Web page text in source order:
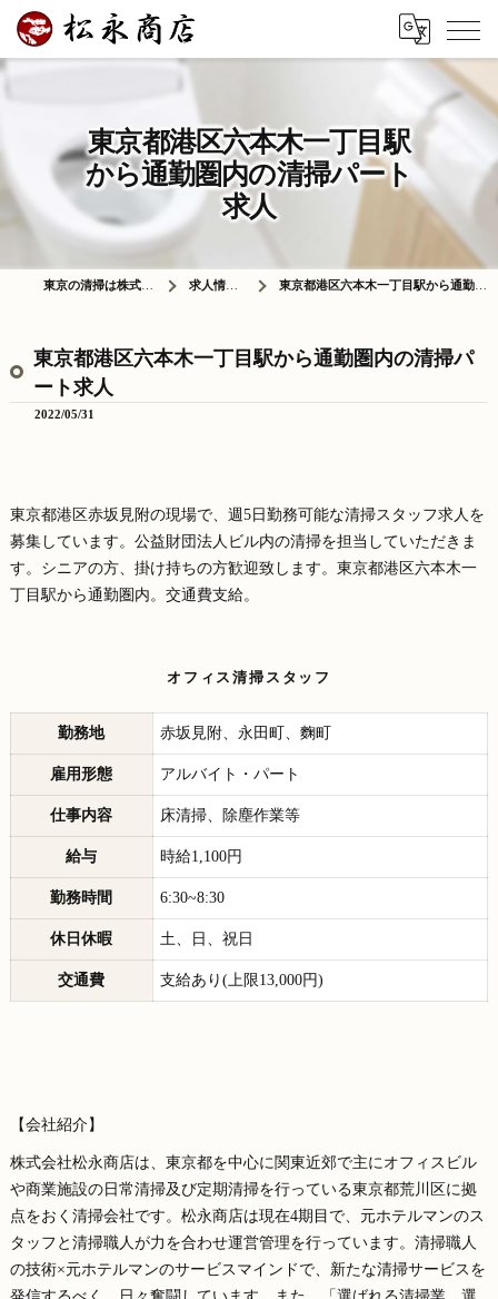
東京都港区六本木一丁目駅
から通勤圏内の清掃パート
求人
東京の清掃は株式会社松永商店 求人情報ブログ 東京都港区六本木一丁目駅から通勤圏内の清掃パート求人
東京都港区六本木一丁目駅から通勤圏内の清掃パ
ート求人
2022/05/31
東京都港区赤坂見附の現場で、週5日勤務可能な清掃スタッフ求人を
募集しています。公益財団法人ビル内の清掃を担当していただきま
す。シニアの方、掛け持ちの方歓迎致します。東京都港区六本木一
丁目駅から通勤圏内。交通費支給。
オフィス清掃スタッフ
勤務地 赤坂見附、永田町、麴町
雇用形態 アルバイト・パート
仕事内容 床清掃、除塵作業等
給与 時給1,100円
勤務時間 6:30~8:30
休日休暇 土、日、祝日
交通費 支給あり(上限13,000円)
【会社紹介】
株式会社松永商店は、東京都を中心に関東近郊で主にオフィスビル
や商業施設の日常清掃及び定期清掃を行っている東京都荒川区に拠
点をおく清掃会社です。松永商店は現在4期目で、元ホテルマンのス
タッフと清掃職人が力を合わせ運営管理を行っています。清掃職人
の技術×元ホテルマンのサービスマインドで、新たな清掃サービスを